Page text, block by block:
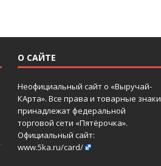
О САЙТЕ
Неофициальный сайт о «Выручай-
КАрта». Все права и товарные знаки
принадлежат федеральной
торговой сети «Пятёрочка».
Официальный сайт:
www.5ka.ru/card/